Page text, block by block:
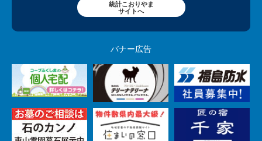
統計こおりやま
サイトへ
バナー広告